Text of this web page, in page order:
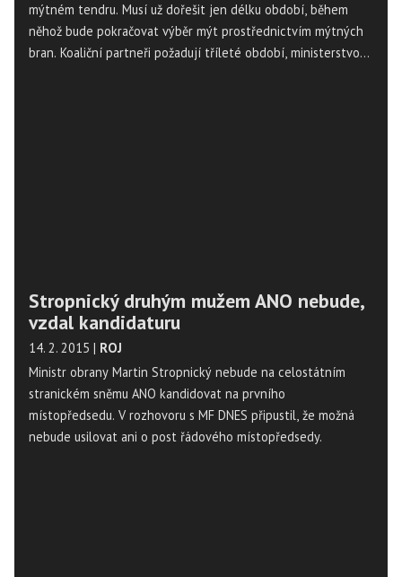
mýtném tendru. Musí už dořešit jen délku období, během
něhož bude pokračovat výběr mýt prostřednictvím mýtných
bran. Koaliční partneři požadují tříleté období, ministerstvo
Stropnický druhým mužem ANO nebude,
vzdal kandidaturu
14. 2. 2015 | ROJ
Ministr obrany Martin Stropnický nebude na celostátním
stranickém sněmu ANO kandidovat na prvního
místopředsedu. V rozhovoru s MF DNES připustil, že možná
nebude usilovat ani o post řádového místopředsedy.